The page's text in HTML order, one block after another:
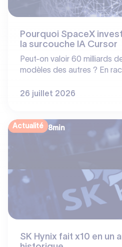
Pourquoi SpaceX
la surcouche IA Cursor
Peut-on valoir 60 milliards
modèles des autres ? En
situe pas toujours là où on
les vrais « moats » de
26 juillet 2026
Actualité 8min
SK Hynix fait x10 en un